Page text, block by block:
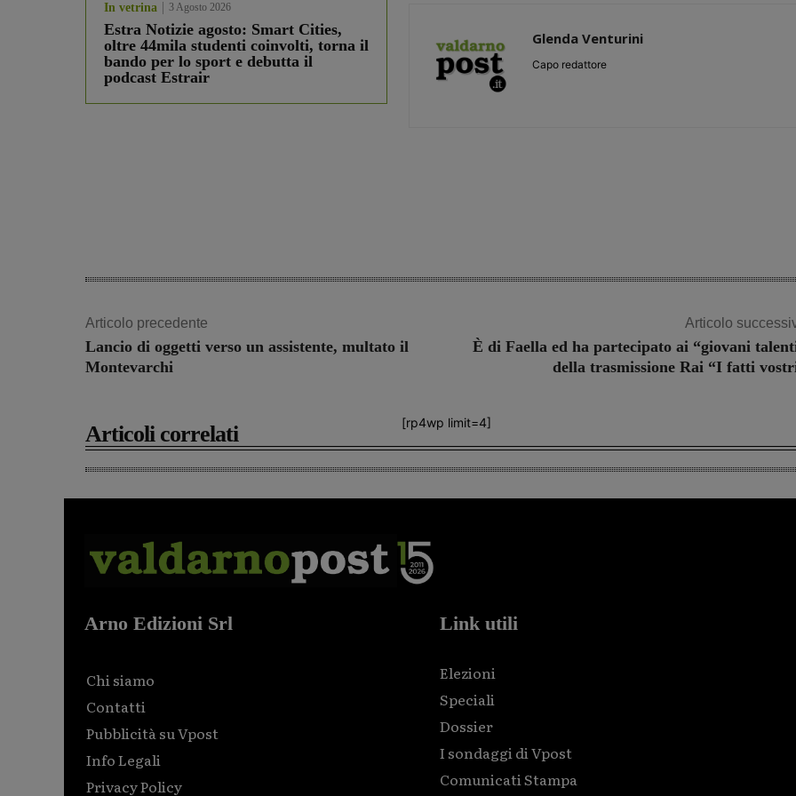
In vetrina 3 Agosto 2026
Estra Notizie agosto: Smart Cities,
oltre 44mila studenti coinvolti, torna il
bando per lo sport e debutta il
podcast Estrair
Glenda Venturini
Capo redattore
Articolo precedente
Lancio di oggetti verso un assistente, multato il
Montevarchi
Articolo
È di Faella ed ha partecipato ai “giovani
della trasmissione Rai “I fatti
[rp4wp limit=4]
Articoli correlati
Arno Edizioni Srl
Chi siamo
Contatti
Pubblicità su Vpost
Info Legali
Privacy Policy
Link utili
Elezioni
Speciali
Dossier
I sondaggi di Vpost
Comunicati Stampa